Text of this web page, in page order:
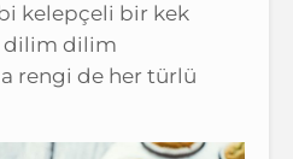
kelepçeli bir kek
dilim dilim
rengi de her türlü